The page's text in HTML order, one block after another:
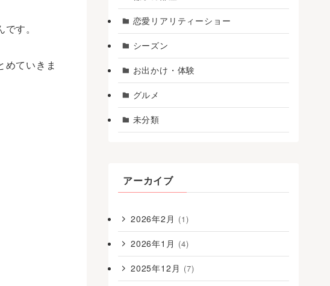
す。
めていきま
恋愛リアリティーショー
シーズン
お出かけ・体験
グルメ
未分類
アーカイブ
2026年2月 (1)
2026年1月 (4)
2025年12月 (7)